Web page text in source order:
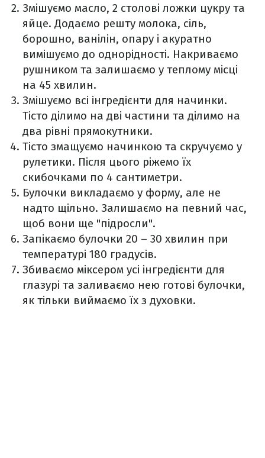
Змішуємо масло, 2 столові ложки цукру та
яйце. Додаємо решту молока, сіль,
борошно, ванілін, опару і акуратно
вимішуємо до однорідності. Накриваємо
рушником та залишаємо у теплому місці
на 45 хвилин.
Змішуємо всі інгредієнти для начинки.
Тісто ділимо на дві частини та ділимо на
два рівні прямокутники.
Тісто змащуємо начинкою та скручуємо у
рулетики. Після цього ріжемо їх
скибочками по 4 сантиметри.
Булочки викладаємо у форму, але не
надто щільно. Залишаємо на певний час,
щоб вони ще "підросли".
Запікаємо булочки 20 – 30 хвилин при
температурі 180 градусів.
Збиваємо міксером усі інгредієнти для
глазурі та заливаємо нею готові булочки,
як тільки виймаємо їх з духовки.